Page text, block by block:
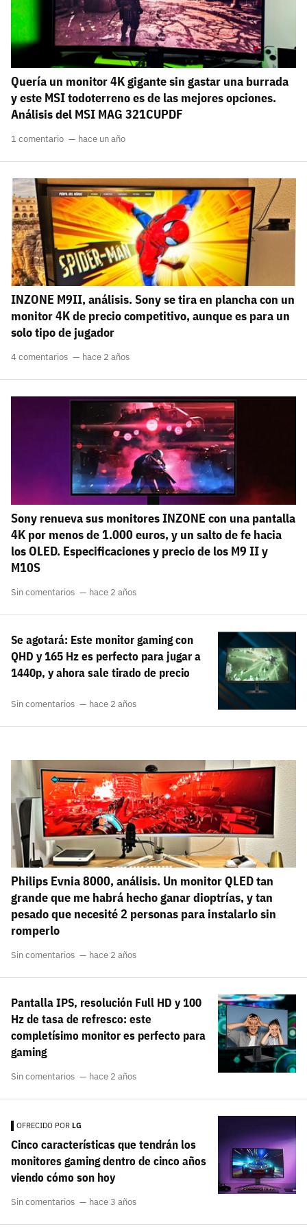
Quería un monitor 4K gigante sin gastar una burrada
y este MSI todoterreno es de las mejores opciones.
Análisis del MSI MAG 321CUPDF
1 comentario hace un año
INZONE M9II, análisis. Sony se tira en plancha con un
monitor 4K de precio competitivo, aunque es para un
solo tipo de jugador
4 comentarios hace 2 años
Sony renueva sus monitores INZONE con una pantalla
4K por menos de 1.000 euros, y un salto de fe hacia
los OLED. Especificaciones y precio de los M9 II y
M10S
Sin comentarios hace 2 años
Se agotará: Este monitor gaming con
QHD y 165 Hz es perfecto para jugar a
1440p, y ahora sale tirado de precio
Sin comentarios hace 2 años
Philips Evnia 8000, análisis. Un monitor QLED tan
grande que me habrá hecho ganar dioptrías, y tan
pesado que necesité 2 personas para instalarlo sin
romperlo
Sin comentarios hace 2 años
Pantalla IPS, resolución Full HD y 100
Hz de tasa de refresco: este
completísimo monitor es perfecto para
gaming
Sin comentarios hace 2 años
OFRECIDO POR LG
Cinco características que tendrán los
monitores gaming dentro de cinco años
viendo cómo son hoy
Sin comentarios hace 3 años